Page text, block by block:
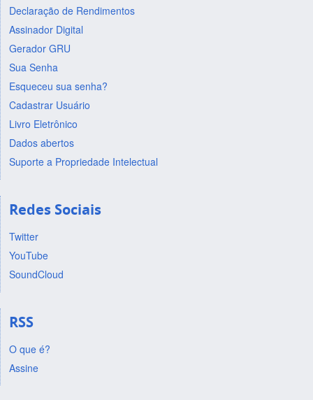
Declaração de Rendimentos
Assinador Digital
Gerador GRU
Sua Senha
Esqueceu sua senha?
Cadastrar Usuário
Livro Eletrônico
Dados abertos
Suporte a Propriedade Intelectual
Redes Sociais
Twitter
YouTube
SoundCloud
RSS
O que é?
Assine